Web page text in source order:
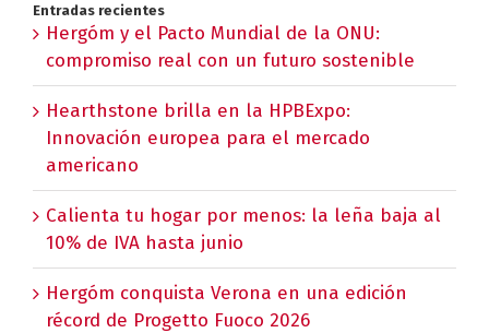
Entradas recientes
Hergóm y el Pacto Mundial de la ONU:
compromiso real con un futuro sostenible
Hearthstone brilla en la HPBExpo:
Innovación europea para el mercado
americano
Calienta tu hogar por menos: la leña baja al
10% de IVA hasta junio
Hergóm conquista Verona en una edición
récord de Progetto Fuoco 2026